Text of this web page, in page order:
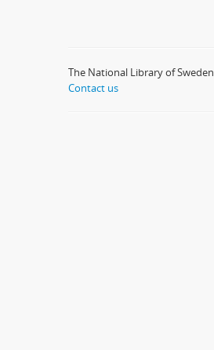
The National Library of Sweden
Contact us